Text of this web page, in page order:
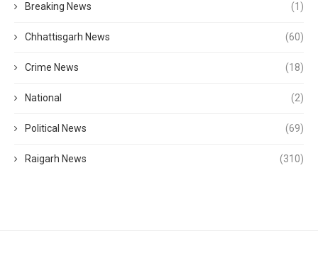
Breaking News (1)
Chhattisgarh News (60)
Crime News (18)
National (2)
Political News (69)
Raigarh News (310)